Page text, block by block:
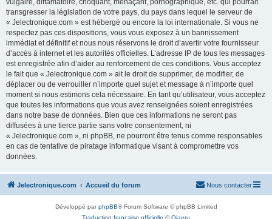
vulgaire, diffamatoire, choquant, menaçant, pornographique, etc. qui pourrait
transgresser la législation de votre pays, du pays dans lequel le serveur de
« Jelectronique.com » est hébergé ou encore la loi internationale. Si vous ne
respectez pas ces dispositions, vous vous exposez à un bannissement
immédiat et définitif et nous nous réservons le droit d’avertir votre fournisseur
d’accès à internet et les autorités officielles. L’adresse IP de tous les messages
est enregistrée afin d’aider au renforcement de ces conditions. Vous acceptez
le fait que « Jelectronique.com » ait le droit de supprimer, de modifier, de
déplacer ou de verrouiller n’importe quel sujet et message à n’importe quel
moment si nous estimons cela nécessaire. En tant qu’utilisateur, vous acceptez
que toutes les informations que vous avez renseignées soient enregistrées
dans notre base de données. Bien que ces informations ne seront pas
diffusées à une tierce partie sans votre consentement, ni
« Jelectronique.com », ni phpBB, ne pourront être tenus comme responsables
en cas de tentative de piratage informatique visant à compromettre vos
données.
Jelectronique.com Accueil du forum Nous contacter
Développé parphpBB® Forum Software © phpBB Limited
Traduction française officielle ©Qiaeru